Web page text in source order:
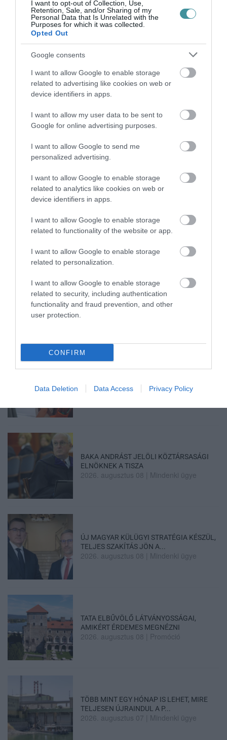
I want to opt-out of Collection, Use,
Retention, Sale, and/or Sharing of my
Personal Data that Is Unrelated with the
Purposes for which it was collected.
Opted Out
Google consents
I want to allow Google to enable storage
related to advertising like cookies on web or
device identifiers in apps.
I want to allow my user data to be sent to
Google for online advertising purposes.
I want to allow Google to send me
personalized advertising.
I want to allow Google to enable storage
related to analytics like cookies on web or
device identifiers in apps.
I want to allow Google to enable storage
related to functionality of the website or app.
I want to allow Google to enable storage
related to personalization.
I want to allow Google to enable storage
related to security, including authentication
functionality and fraud prevention, and other
user protection.
CONFIRM
Data Deletion Data Access Privacy Policy
AZ ENDODONCIÁBAN
2026. augusztus 09|Promóció
BELVÁROSÁBAN: ÜZLETEK KIRAKATA...
2026. augusztus 09
ORBÁN EGYKORI VÍZÜGYI ÁLLAMTITKÁRA
IS ELLENTMONDOTT A VOL...
2026. augusztus 09|Mindenki ügye
A GYAKORNOKI MUNKA: LEHETŐSÉGEK ÉS
KIHÍVÁSOK A KARRIER KE...
FELADAT JÖHET AZ ALSÓ ...
2026. augusztus 08 |Mindenki ügye
BAKA ANDRÁST JELÖLI KÖZTÁRSASÁGI
ELNÖKNEK A TISZA
2026. augusztus 08 Mindenki ügye
ÚJ MAGYAR KÜLÜGYI STRATÉGIA KÉSZÜL,
TELJES SZAKÍTÁS JÖN A...
2026. augusztus 08 Mindenki ügye
TATA ELBŰVÖLŐ LÁTVÁNYOSSÁGAI,
AMIKÉRT ÉRDEMES MEGNÉZNI
2026. augusztus 08 Promóció
TÖBB MINT EGY HÓNAP IS LEHET, MIRE
TELJESEN ÚJRAINDUL A P...
2026. augusztus 07 Mindenki ügye